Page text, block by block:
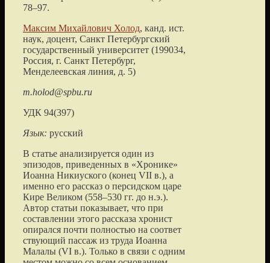
78–97.
Максим Михайлович Холод, канд. ист.
наук, доцент, Санкт Петербургский
государственный университет (199034,
Россия, г. Санкт Петербург,
Менделеевская линия, д. 5)
m.holod@spbu.ru
УДК 94(397)
Язык: русский
В статье анализируется один из
эпизодов, приведенных в «Хронике»
Иоанна Никиуского (конец VII в.), а
именно его рассказ о персидском царе
Кире Великом (558–530 гг. до н.э.).
Автор статьи показывает, что при
составлении этого рассказа хронист
опирался почти полностью на соответ
ствующий пассаж из труда Иоанна
Малалы (VI в.). Только в связи с одним